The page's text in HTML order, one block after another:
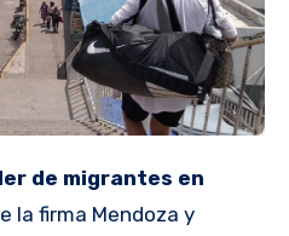
de migrantes en
la firma Mendoza y